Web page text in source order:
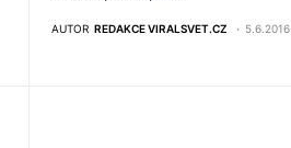
AUTOR REDAKCE VIRALSVET.CZ 5.6.2016